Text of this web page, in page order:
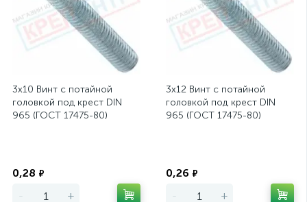
3х10 Винт с потайной
головкой под крест DIN
965 (ГОСТ 17475-80)
0,28 ₽
- +
3х12 Винт с потайной
головкой под крест DIN
965 (ГОСТ 17475-80)
0,26 ₽
- +